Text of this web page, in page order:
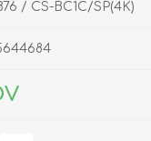
/ CS-BC1C/SP(4K)